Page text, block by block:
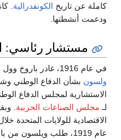
كاملة عن تاريخ الكونفدرالية . كانت
ودعمت أنشطتها.
مستشار رئاسي:
في عام 1916، غادر باروخ وول ستريت لتقديم المشورة للرئيس
ولسونبشأن الدفاع الوطني
مجلس الصناعات الحربية.
الاقتصادية للولايات المتحدة
عام 1919، طلب ويلسون من باروخ العمل كعضو في